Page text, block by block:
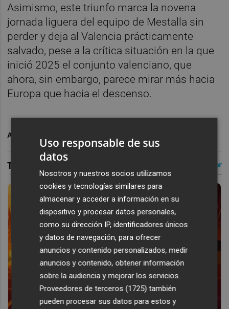
Asimismo, este triunfo marca la novena
jornada liguera del equipo de Mestalla sin
perder y deja al Valencia prácticamente
salvado, pese a la crítica situación en la que
inició 2025 el conjunto valenciano, que
ahora, sin embargo, parece mirar más hacia
Europa que hacia el descenso.
ARCHIVADO EN
Uso responsable de sus
datos
Nosotros y nuestros socios utilizamos
cookies y tecnologías similares para
almacenar y acceder a información en su
dispositivo y procesar datos personales,
como su dirección IP, identificadores únicos
y datos de navegación, para ofrecer
anuncios y contenido personalizados, medir
anuncios y contenido, obtener información
sobre la audiencia y mejorar los servicios.
Proveedores de terceros (1725) también
pueden procesar sus datos para estos y